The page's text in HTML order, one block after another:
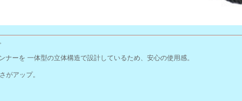
ーを 一体型の立体構造で設計しているため、安心の使用感。
がアップ。